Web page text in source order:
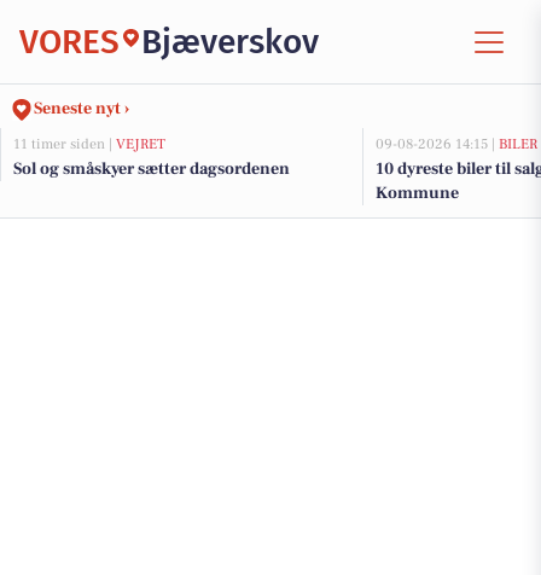
VORES Bjæverskov
Seneste nyt ›
11 timer siden | VEJRET
Sol og småskyer sætter dagsordenen
09-08-2026 14:15 | BILER
10 dyreste biler til
Kommune